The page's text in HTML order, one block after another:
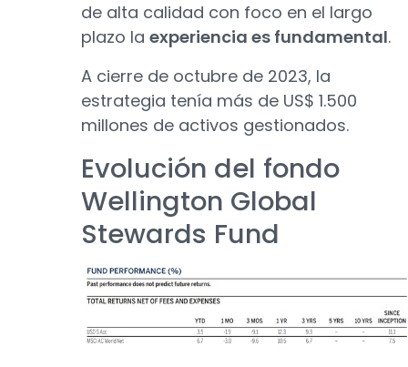
de alta calidad con foco en el largo
plazo la experiencia es fundamental.
A cierre de octubre de 2023, la
estrategia tenía más de US$ 1.500
millones de activos gestionados.
Evolución del fondo
Wellington Global
Stewards Fund